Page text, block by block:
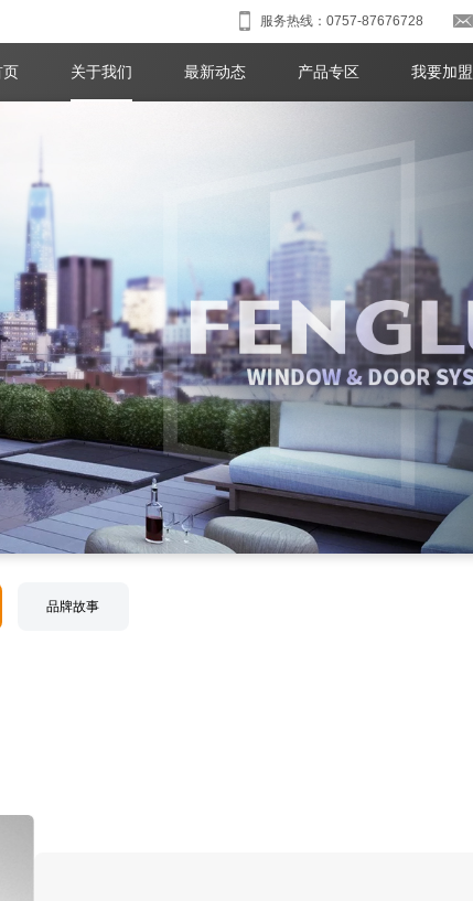
服务热线：0757-87676728
页 关于我们 最新动态 产品专区 我要加盟
品牌故事